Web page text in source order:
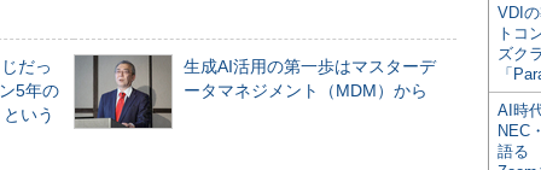
だっ
5年の
いう
生成AI活用の第一歩はマスターデ
ータマネジメント（MDM）から
VDI
トコ
ズク
「
AI時
NEC
語る